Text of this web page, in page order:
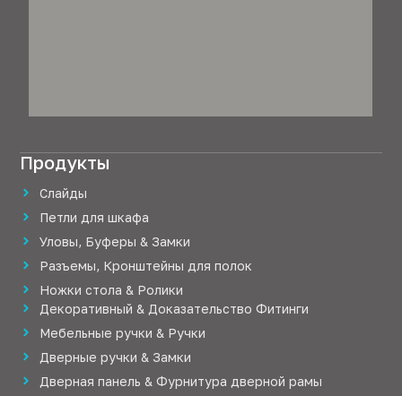
Продукты
Слайды
Петли для шкафа
Уловы, Буферы & Замки
Разъемы, Кронштейны для полок
Ножки стола & Ролики
Декоративный & Доказательство Фитинги
Мебельные ручки & Ручки
Дверные ручки & Замки
Дверная панель & Фурнитура дверной рамы